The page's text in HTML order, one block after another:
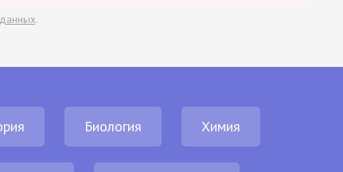
.
Биология Химия